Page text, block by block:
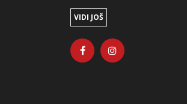
VIDI JOŠ